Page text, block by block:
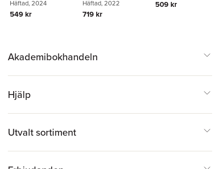
Deeper Learning in
Teacher Education
Meyer,Valerie Krupp
Häftad, 2024
549 kr
Romeike
Häftad, 2022
719 kr
509 kr
Akademibokhandeln
Hjälp
Utvalt sortiment